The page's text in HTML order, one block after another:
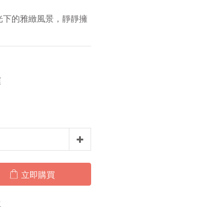
的雅緻風景，靜靜擁
立即購買